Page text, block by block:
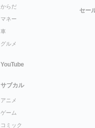
からだ
マネー
車
グルメ
YouTube
サブカル
アニメ
ゲーム
コミック
セー